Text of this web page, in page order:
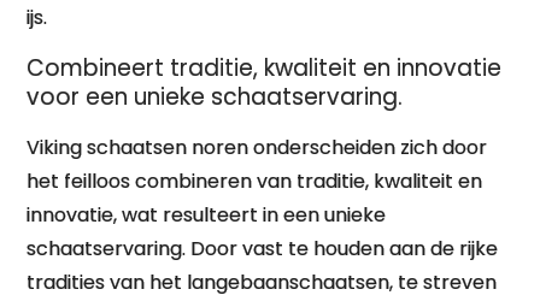
ijs.
Combineert traditie, kwaliteit en innovatie
voor een unieke schaatservaring.
Viking schaatsen noren onderscheiden zich door
het feilloos combineren van traditie, kwaliteit en
innovatie, wat resulteert in een unieke
schaatservaring. Door vast te houden aan de rijke
tradities van het langebaanschaatsen, te streven